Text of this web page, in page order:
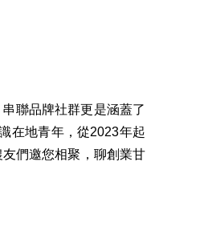
聯品牌社群更是涵蓋了
在地青年，從2023年起
們邀您相聚，聊創業甘